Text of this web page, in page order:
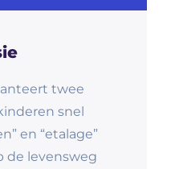
twee
snel
en “etalage”
de levensweg